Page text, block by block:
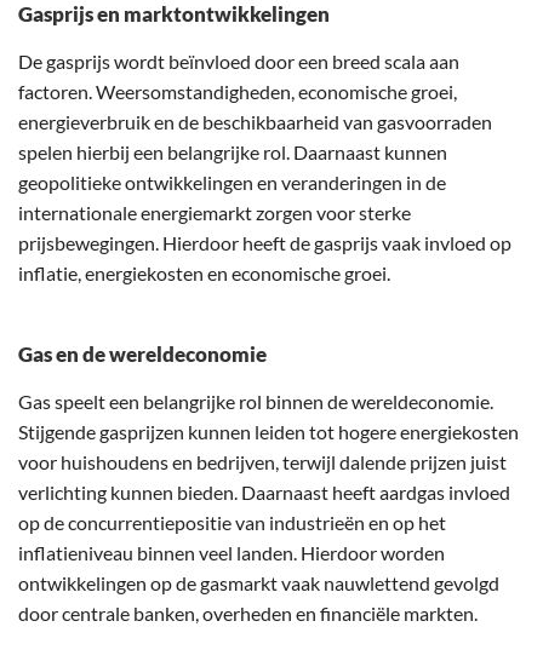
Gasprijs en marktontwikkelingen
De gasprijs wordt beïnvloed door een breed scala aan
factoren. Weersomstandigheden, economische groei,
energieverbruik en de beschikbaarheid van gasvoorraden
spelen hierbij een belangrijke rol. Daarnaast kunnen
geopolitieke ontwikkelingen en veranderingen in de
internationale energiemarkt zorgen voor sterke
prijsbewegingen. Hierdoor heeft de gasprijs vaak invloed op
inflatie, energiekosten en economische groei.
Gas en de wereldeconomie
Gas speelt een belangrijke rol binnen de wereldeconomie.
Stijgende gasprijzen kunnen leiden tot hogere energiekosten
voor huishoudens en bedrijven, terwijl dalende prijzen juist
verlichting kunnen bieden. Daarnaast heeft aardgas invloed
op de concurrentiepositie van industrieën en op het
inflatieniveau binnen veel landen. Hierdoor worden
ontwikkelingen op de gasmarkt vaak nauwlettend gevolgd
door centrale banken, overheden en financiële markten.